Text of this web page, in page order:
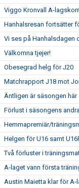
Viggo Kronvall A-
Hanhalsresan fortsätter
Vi ses på Hanhalsdagen
Välkomna tjejer!
Obesegrad helg för J20
Matchrapport J18 mot
Äntligen är säsongen här
Förlust i säsongens
Hemmapremiär/
Helgen för U16 samt
Två förluster i
A-laget vann första
Austin Maietta klar för A-